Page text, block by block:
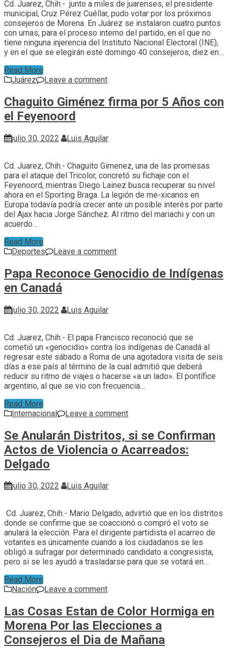
Cd. Juarez, Chih.- junto a miles de juarenses, el presidente
municipal, Cruz Pérez Cuéllar, pudo votar por los próximos
consejeros de Morena. En Juárez se instalaron cuatro puntos
con urnas, para el proceso interno del partido, en el que no
tiene ninguna injerencia del Instituto Nacional Electoral (INE),
y en el que se elegirán este domingo 40 consejeros, diez en…
Read More
Juárez
Leave a comment
Chaguito Giménez firma por 5 Años con
el Feyenoord
julio 30, 2022 Luis Aguilar
Cd. Juarez, Chih.- Chaguito Gimenez, una de las promesas
para el ataque del Tricolor, concretó su fichaje con el
Feyenoord, mientras Diego Lainez busca recuperar su nivel
ahora en el Sporting Braga. La legión de me-xicanos en
Europa todavía podría crecer ante un posible interés por parte
del Ajax hacia Jorge Sánchez. Al ritmo del mariachi y con un
acuerdo…
Read More
Deportes
Leave a comment
Papa Reconoce Genocidio de Indígenas
en Canadá
julio 30, 2022 Luis Aguilar
Cd. Juarez, Chih.- El papa Francisco reconoció que se
cometió un «genocidio» contra los indígenas de Canadá al
regresar este sábado a Roma de una agotadora visita de seis
días a ese país al término de la cual admitió que deberá
reducir su ritmo de viajes o hacerse «a un lado». El pontífice
argentino, al que se vio con frecuencia…
Read More
Internacional
Leave a comment
Se Anularán Distritos, si se Confirman
Actos de Violencia o Acarreados:
Delgado
julio 30, 2022 Luis Aguilar
Cd. Juarez, Chih.- Mario Delgado, advirtió que en los distritos
donde se confirme que se coaccionó o compró el voto se
anulará la elección. Para el dirigente partidista el acarreo de
votantes es únicamente cuando a los ciudadanos se les
obligó a sufragar por determinado candidato a congresista,
pero si se les ayudó a trasladarse para que se votará en…
Read More
Nación
Leave a comment
Las Cosas Estan de Color Hormiga en
Morena Por las Elecciones a
Consejeros el Dia de Mañana